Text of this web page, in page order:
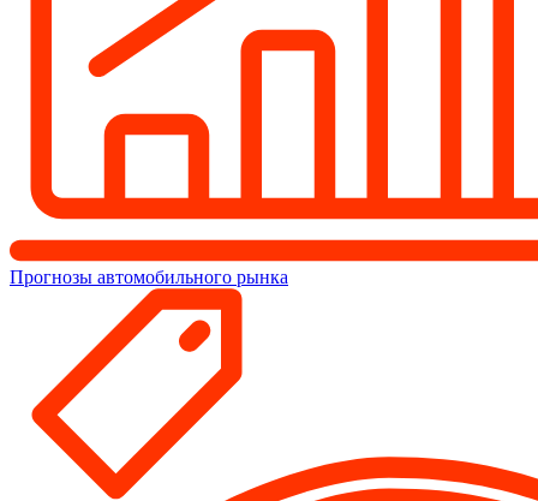
Прогнозы автомобильного рынка